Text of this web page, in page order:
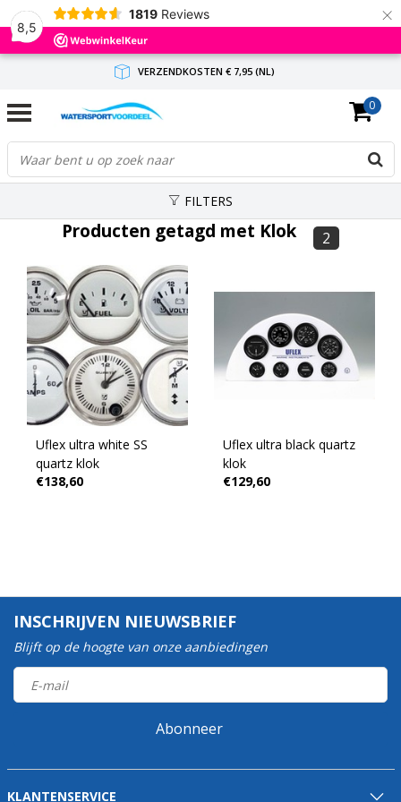
8,5
1819 Reviews ×
VERZENDKOSTEN € 7,95 (NL)
GRATIS VERZENDING(NL) VANAF € 65,-
BINNEN 1-3 WERKDAGEN ANTWOORD
0
FILTERS
Producten getagd met Klok 2
Uflex ultra white SS
quartz klok
€138,60
Uflex ultra black quartz
klok
€129,60
INSCHRIJVEN NIEUWSBRIEF
Blijft op de hoogte van onze aanbiedingen
Abonneer
KLANTENSERVICE